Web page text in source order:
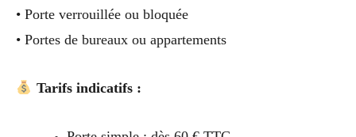
• Porte verrouillée ou bloquée
• Portes de bureaux ou appartements
Tarifs indicatifs :